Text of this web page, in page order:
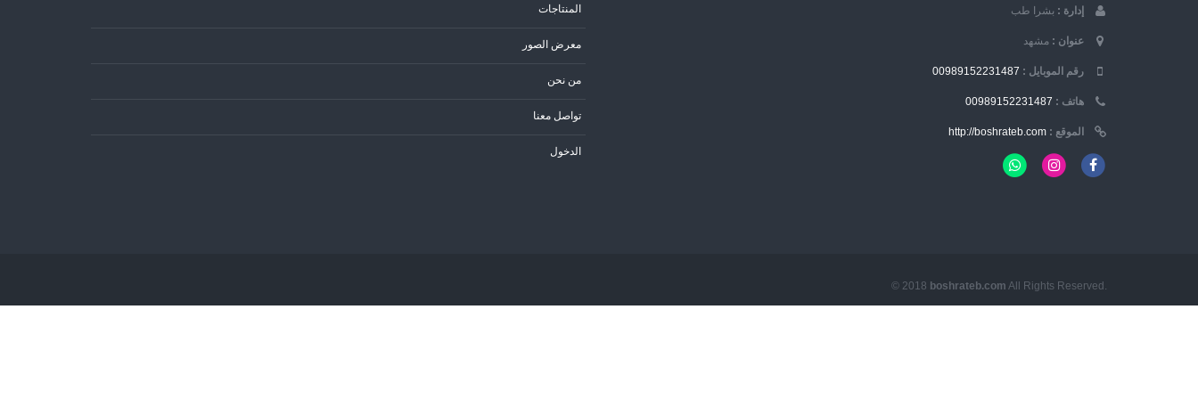
إدارة : بشرا طب
عنوان : مشهد
رقم الموبایل : 00989152231487
هاتف : 00989152231487
الموقع : http://boshrateb.com
المنتاجات
معرض الصور
من نحن
تواصل معنا
الدخول
© 2018 boshrateb.com All Rights Reserved.